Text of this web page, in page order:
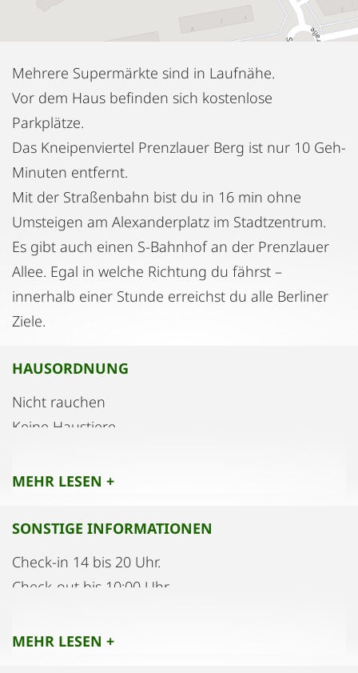
Mehrere Supermärkte sind in Laufnähe.
Vor dem Haus befinden sich kostenlose
Parkplätze.
Das Kneipenviertel Prenzlauer Berg ist nur 10 Geh-
Minuten entfernt.
Mit der Straßenbahn bist du in 16 min ohne
Umsteigen am Alexanderplatz im Stadtzentrum.
Es gibt auch einen S-Bahnhof an der Prenzlauer
Allee. Egal in welche Richtung du fährst –
innerhalb einer Stunde erreichst du alle Berliner
Ziele.
HAUSORDNUNG
Nicht rauchen
Keine Haustiere
MEHR LESEN +
SONSTIGE INFORMATIONEN
Check-in 14 bis 20 Uhr.
Check-out bis 10:00 Uhr
MEHR LESEN +